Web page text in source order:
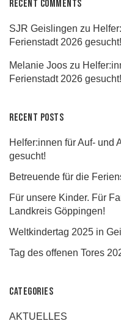
Recent Comments
SJR Geislingen zu
Ferienstadt 2026 gesucht!
Melanie Joos zu
Ferienstadt 2026 gesucht!
Recent Posts
Helfer:innen für Auf- und
gesucht!
Betreuende für die
Für unsere Kinder. Für
Landkreis Göppingen!
Weltkindertag 2025 in
Tag des offenen Tores
Categories
AKTUELLES